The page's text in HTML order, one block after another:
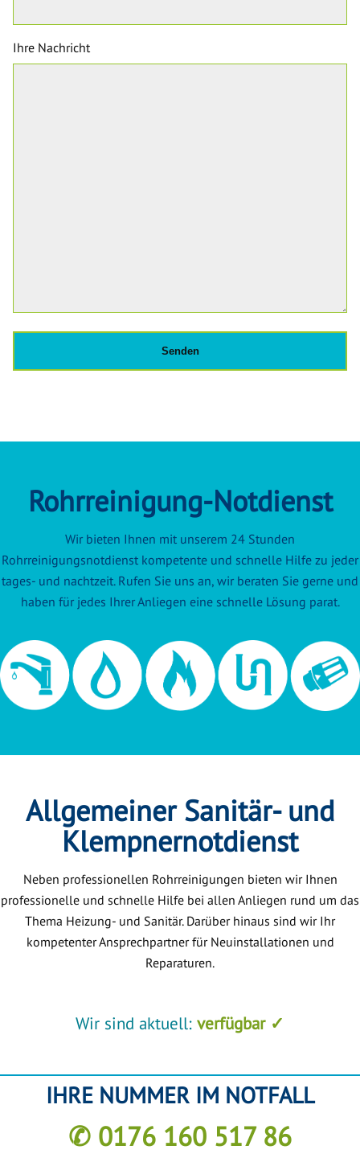
Ihre Nachricht
Rohrreinigung-Notdienst
Wir bieten Ihnen mit unserem 24 Stunden
Rohrreinigungsnotdienst kompetente und schnelle Hilfe zu jeder
tages- und nachtzeit. Rufen Sie uns an, wir beraten Sie gerne und
haben für jedes Ihrer Anliegen eine schnelle Lösung parat.
Allgemeiner Sanitär- und
Klempnernotdienst
Neben professionellen Rohrreinigungen bieten wir Ihnen
professionelle und schnelle Hilfe bei allen Anliegen rund um das
Thema Heizung- und Sanitär. Darüber hinaus sind wir Ihr
kompetenter Ansprechpartner für Neuinstallationen und
Reparaturen.
Wir sind aktuell: verfügbar ✓
IHRE NUMMER IM NOTFALL
✆ 0176 160 517 86